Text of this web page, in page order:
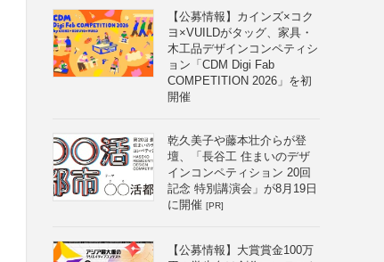
【公募情報】カインズ×コク
ヨ×VUILDがタッグ、家具・
木工品デザインコンペティシ
ョン「CDM Digi Fab
COMPETITION 2026」を初
開催
乾久美子や藤本壮介らが登
壇、「長谷工 住まいのデザ
インコンペティション 20回
記念 特別講演会」が8月19日
に開催 [PR]
【公募情報】大賞賞金100万